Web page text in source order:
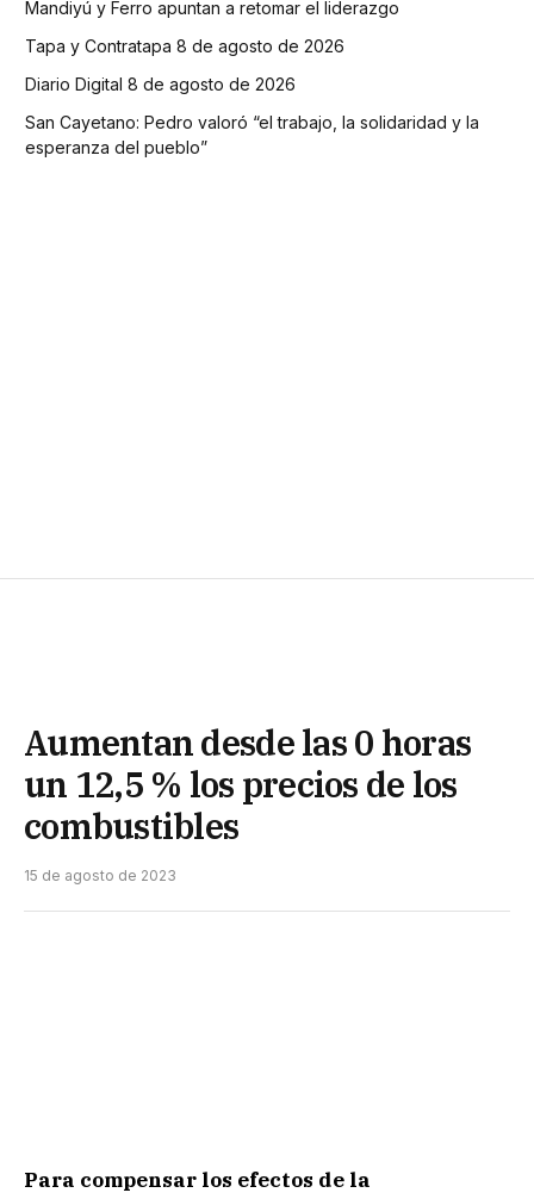
Mandiyú y Ferro apuntan a retomar el liderazgo
Tapa y Contratapa 8 de agosto de 2026
Diario Digital 8 de agosto de 2026
San Cayetano: Pedro valoró “el trabajo, la solidaridad y la
esperanza del pueblo”
Aumentan desde las 0 horas
un 12,5 % los precios de los
combustibles
15 de agosto de 2023
Para compensar los efectos de la